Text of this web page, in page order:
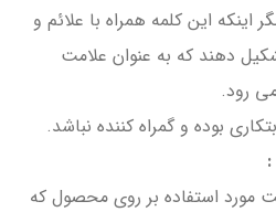
این کلمه همراه با علائم و
دهند که به عنوان علامت
رود.
بوده و گمراه کننده نباشد.
مورد استفاده بر روی محصول که